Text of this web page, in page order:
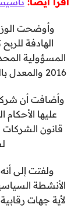
وأوضحت
الهادفة
2016 والمعدل بالقانون رقم 15 لسنة 2017 ولائحته التنفيذية.
وأضافت أن
عليها
ولفتت إلى
الأنشطة
لأية جهات